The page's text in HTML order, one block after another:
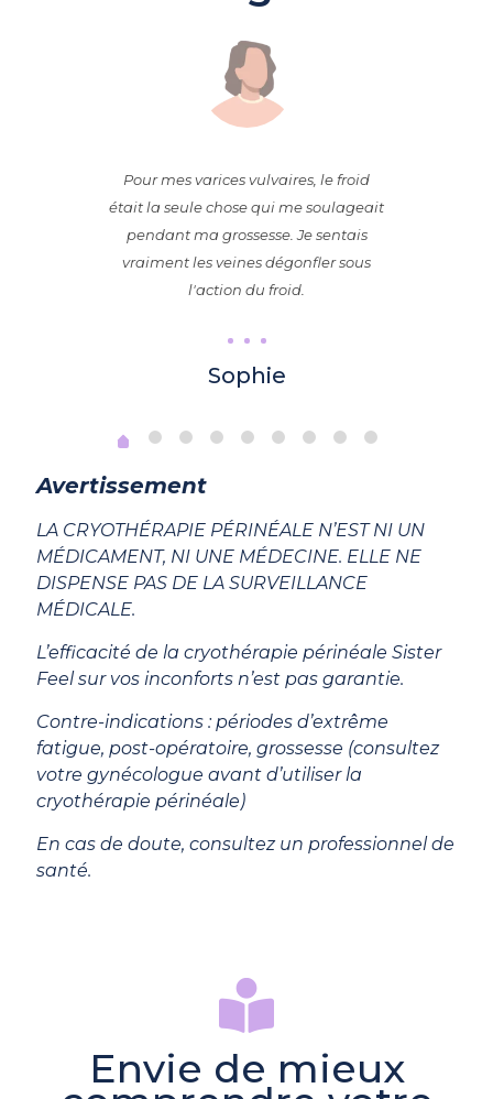
Pour mes varices vulvaires, le froid
était la seule chose qui me soulageait
pendant ma grossesse. Je sentais
vraiment les veines dégonfler sous
l'action du froid.
Sophie
Avertissement
LA CRYOTHÉRAPIE PÉRINÉALE N’EST NI UN
MÉDICAMENT, NI UNE MÉDECINE. ELLE NE
DISPENSE PAS DE LA SURVEILLANCE
MÉDICALE.
L’efficacité de la cryothérapie périnéale Sister
Feel sur vos inconforts n’est pas garantie.
Contre-indications : périodes d’extrême
fatigue, post-opératoire, grossesse (consultez
votre gynécologue avant d’utiliser la
cryothérapie périnéale)
En cas de doute, consultez un professionnel de
santé.
Envie de mieux